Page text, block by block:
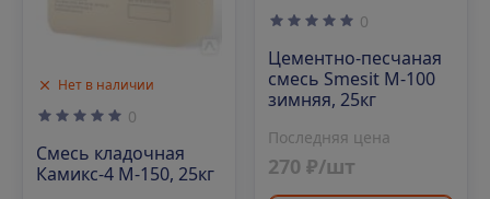
Нет в наличии
0
Смесь кладочная
Камикс-4 М-150, 25кг
0
Цементно-песчаная
смесь Smesit М-100
зимняя, 25кг
Последняя цена
270 ₽/шт